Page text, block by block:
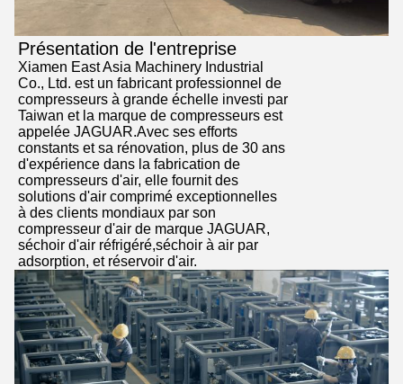
Présentation de l'entreprise
Xiamen East Asia Machinery Industrial
Co., Ltd. est un fabricant professionnel de
compresseurs à grande échelle investi par
Taiwan et la marque de compresseurs est
appelée JAGUAR.Avec ses efforts
constants et sa rénovation, plus de 30 ans
d'expérience dans la fabrication de
compresseurs d'air, elle fournit des
solutions d'air comprimé exceptionnelles
à des clients mondiaux par son
compresseur d'air de marque JAGUAR,
séchoir d'air réfrigéré,séchoir à air par
adsorption, et réservoir d'air.